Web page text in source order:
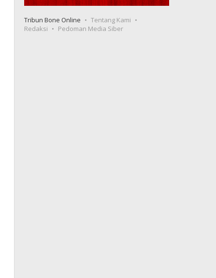
Tribun Bone Online
Tentang Kami
Redaksi
Pedoman Media Siber